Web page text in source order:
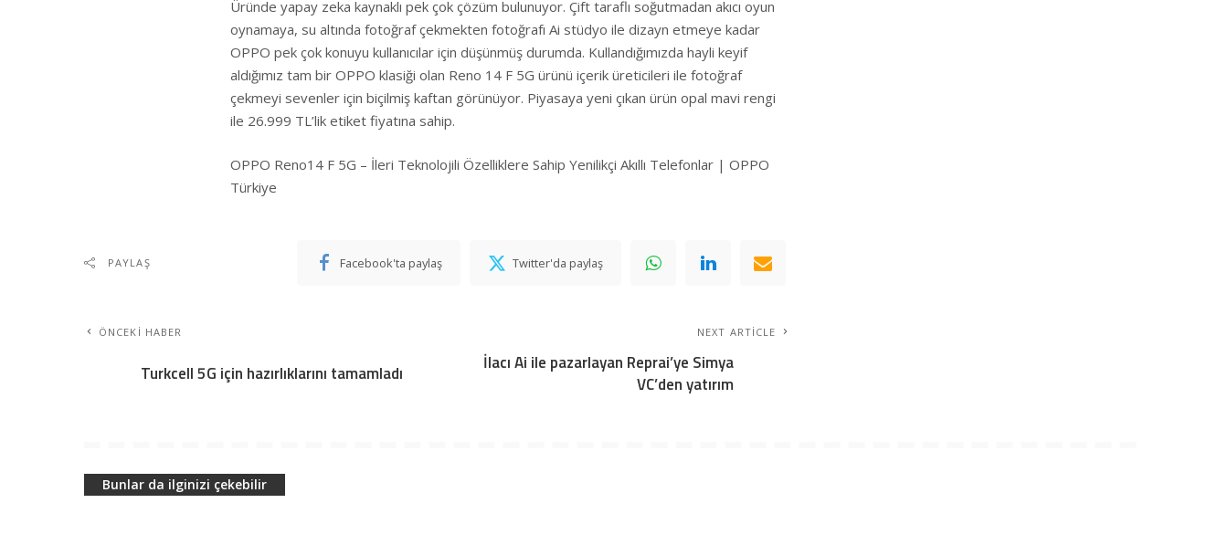
Üründe yapay zeka kaynaklı pek çok çözüm bulunuyor. Çift taraflı soğutmadan akıcı oyun
oynamaya, su altında fotoğraf çekmekten fotoğrafı Ai stüdyo ile dizayn etmeye kadar
OPPO pek çok konuyu kullanıcılar için düşünmüş durumda. Kullandığımızda hayli keyif
aldığımız tam bir OPPO klasiği olan Reno 14 F 5G ürünü içerik üreticileri ile fotoğraf
çekmeyi sevenler için biçilmiş kaftan görünüyor. Piyasaya yeni çıkan ürün opal mavi rengi
ile 26.999 TL’lik etiket fiyatına sahip.
OPPO Reno14 F 5G – İleri Teknolojili Özelliklere Sahip Yenilikçi Akıllı Telefonlar | OPPO
Türkiye
PAYLAŞ Facebook'ta paylaş Twitter'da paylaş
ÖNCEKI HABER
Turkcell 5G için hazırlıklarını tamamladı
NEXT ARTICLE
İlacı Ai ile pazarlayan Reprai’ye Simya
VC’den yatırım
Bunlar da ilginizi çekebilir